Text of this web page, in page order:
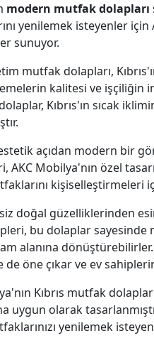
modern mutfak dolapları
yenilemek isteyenler için
sunuyor.
mutfak dolapları,
kalitesi ve işçiliğin
dolaplar, Kıbrıs'ın sıcak
açıdan modern bir
AKC Mobilya'nın özel
kişiselleştirmeleri
doğal güzelliklerinden
bu dolaplar
alanına
öne çıkar ve ev
Kıbrıs mutfak
uygun olarak
yenilemek